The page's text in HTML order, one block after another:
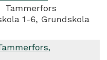
Tammerfors
1-6, Grundskola